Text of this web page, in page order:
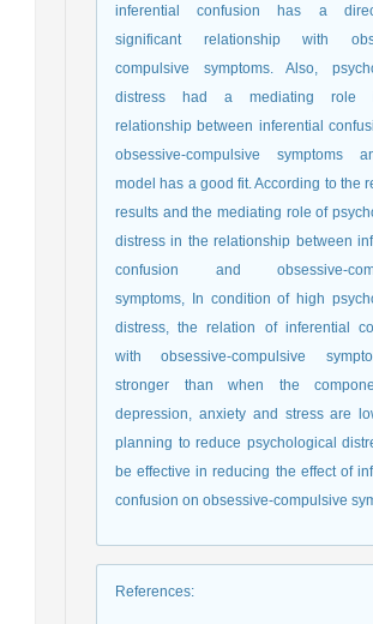
inferential confusion has a
significant relationship with
compulsive symptoms. Also,
distress had a mediating role
relationship between inferential
obsessive-compulsive symptoms
model has a good fit. According to the
results and the mediating role of
distress in the relationship between
confusion and obsessive-
symptoms, In condition of high
distress, the relation of inferential
with obsessive-compulsive
stronger than when the
depression, anxiety and stress are
planning to reduce psychological
be effective in reducing the effect of
confusion on obsessive-compulsive
References: